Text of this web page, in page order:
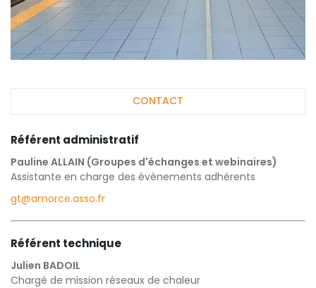
CONTACT
Référent administratif
Pauline ALLAIN (Groupes d'échanges et webinaires)
Assistante en charge des évènements adhérents
gt@amorce.asso.fr
Référent technique
Julien BADOIL
Chargé de mission réseaux de chaleur